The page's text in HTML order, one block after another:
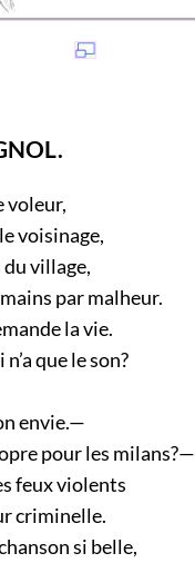
voleur,
voisinage,
village,
par malheur.
la vie.
que le son?
envie.—
pour les milans?—
feux violents
criminelle.
si belle,